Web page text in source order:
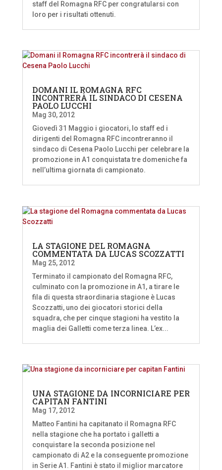
staff del Romagna RFC per congratularsi con
loro per i risultati ottenuti.
DOMANI IL ROMAGNA RFC
INCONTRERÀ IL SINDACO DI CESENA
PAOLO LUCCHI
Mag 30, 2012
Giovedì 31 Maggio i giocatori, lo staff ed i
dirigenti del Romagna RFC incontreranno il
sindaco di Cesena Paolo Lucchi per celebrare la
promozione in A1 conquistata tre domeniche fa
nell’ultima giornata di campionato.
LA STAGIONE DEL ROMAGNA
COMMENTATA DA LUCAS SCOZZATTI
Mag 25, 2012
Terminato il campionato del Romagna RFC,
culminato con la promozione in A1, a tirare le
fila di questa straordinaria stagione è Lucas
Scozzatti, uno dei giocatori storici della
squadra, che per cinque stagioni ha vestito la
maglia dei Galletti come terza linea. L’ex...
UNA STAGIONE DA INCORNICIARE PER
CAPITAN FANTINI
Mag 17, 2012
Matteo Fantini ha capitanato il Romagna RFC
nella stagione che ha portato i galletti a
conquistare la seconda posizione nel
campionato di A2 e la conseguente promozione
in Serie A1. Fantini è stato il miglior marcatore